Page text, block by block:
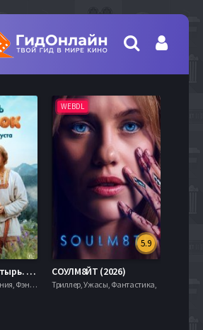
Последний богатырь. Колобок (2026)
Комедия, Приключения, Фэнтези,
WEBDL
5.9
СОУЛМ8ЙТ (2026)
Триллер, Ужасы, Фантастика,